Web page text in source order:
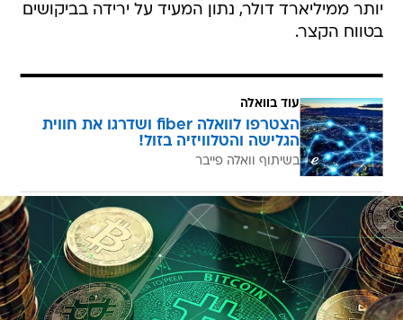
יותר ממיליארד דולר, נתון המעיד על ירידה בביקושים
בטווח הקצר.
עוד בוואלה
הצטרפו לוואלה fiber ושדרגו את חווית
הגלישה והטלוויזיה בזול!
בשיתוף וואלה פייבר